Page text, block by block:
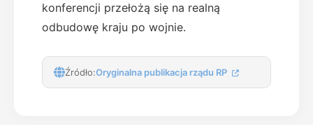
konferencji przełożą się na realną
odbudowę kraju po wojnie.
Źródło:Oryginalna publikacja rządu RP